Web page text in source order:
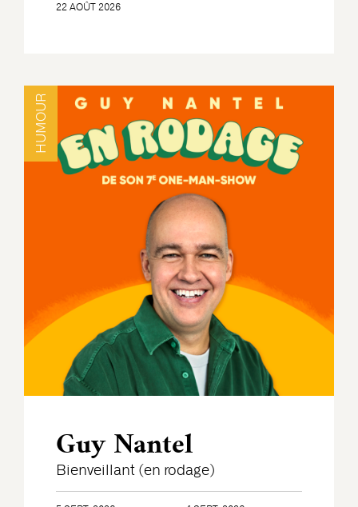
22 AOÛT 2026
HUMOUR
Guy Nantel
Bienveillant (en rodage)